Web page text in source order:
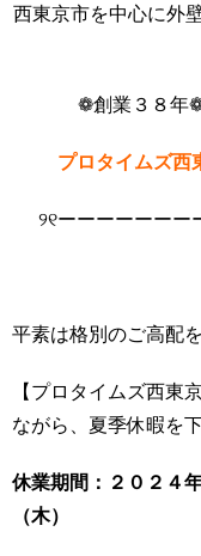
西東京市を中心に外
❁創業３８年
プロタイムズ西
୨୧ーーーーーーー
平素は格別のご高配
【プロタイムズ西東
ながら、夏季休暇を
休業期間：２０２４
（木）